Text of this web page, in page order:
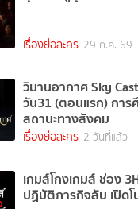
เรื่องย่อละคร 29 ก.ค. 69
วิมานอากาศ Sky
วัน31 (ตอนแรก) กา
สถานะทางสังคม
เรื่องย่อละคร 2 วันที่แล้ว
เกมส์โกงเกมส์ ช่อง
ปฏิบัติภารกิจลับ เปิด